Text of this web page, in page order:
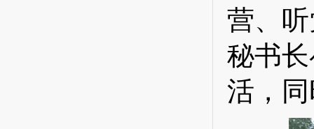
营、
秘书
活，